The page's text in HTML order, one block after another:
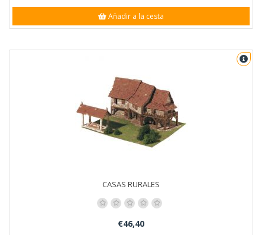
Añadir a la cesta
CASAS RURALES
€46,40